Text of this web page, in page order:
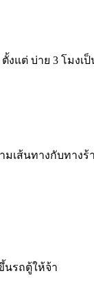
แต่ บ่าย 3 โมงเ
ส้นทางกับทางร้า
นรถตู้ให้จ้า